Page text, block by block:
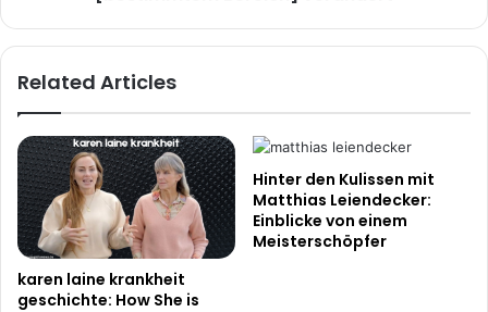
Related Articles
karen laine krankheit
geschichte: How She is
Hinter den Kulissen mit
Matthias Leiendecker:
Einblicke von einem
Meisterschöpfer